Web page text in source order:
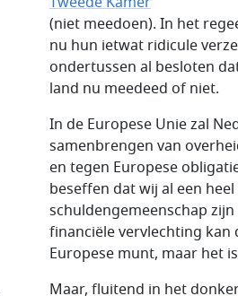
(niet meedoen). In het
nu hun ietwat ridicule
ondertussen al besloten
land nu meedeed of niet.
In de Europese Unie zal
samenbrengen van
en tegen Europese
beseffen dat wij al een
schuldengemeenschap
financiële vervlechting kan
Europese munt, maar het
Maar, fluitend in het